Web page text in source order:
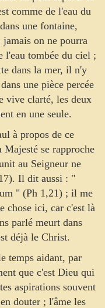
comme de l'eau du
une fontaine,
on ne pourra
l'eau tombée du ciel ;
dans la mer, il n'y
une pièce percée
vive clarté, les deux
en une seule.
à propos de ce
Majesté se rapproche
au Seigneur ne
Il dit aussi : "
" (Ph 1,21) ; il me
chose ici, car c'est là
parlé meurt dans
déjà le Christ.
temps aidant, par
que c'est Dieu qui
aspirations souvent
douter ; l'âme les